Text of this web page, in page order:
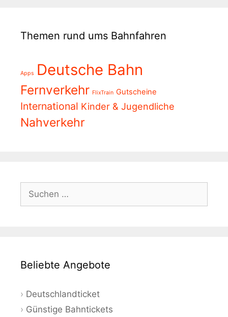
Themen rund ums Bahnfahren
Apps Deutsche Bahn
Fernverkehr FlixTrain Gutscheine
International Kinder & Jugendliche
Nahverkehr
nach:
Beliebte Angebote
Deutschlandticket
Günstige Bahntickets